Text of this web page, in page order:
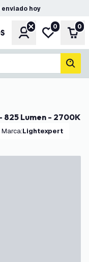
enviado hoy
CuentaMi lista de
0 0
- 825 Lumen - 2700K
Marca: Lightexpert